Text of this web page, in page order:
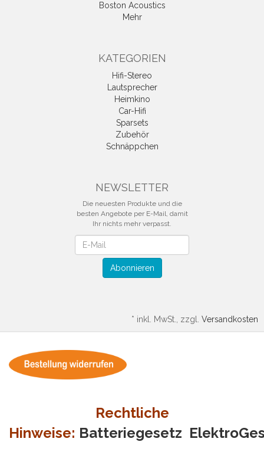
Boston Acoustics
Mehr
KATEGORIEN
Hifi-Stereo
Lautsprecher
Heimkino
Car-Hifi
Sparsets
Zubehör
Schnäppchen
NEWSLETTER
Die neuesten Produkte und die
besten Angebote per E-Mail, damit
Ihr nichts mehr verpasst.
Abonnieren
* inkl. MwSt., zzgl. Versandkosten
Rechtliche
Hinweise: Batteriegesetz